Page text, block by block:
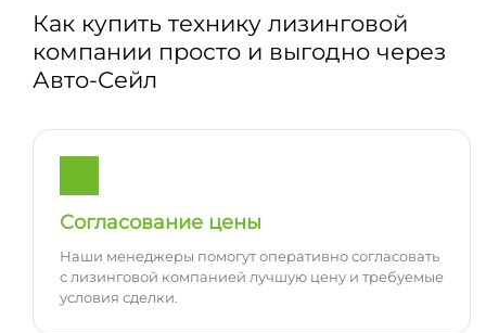
Как купить технику лизинговой
компании просто и выгодно через
Авто-Сейл
Согласование цены
Наши менеджеры помогут оперативно согласовать
с лизинговой компанией лучшую цену и требуемые
условия сделки.